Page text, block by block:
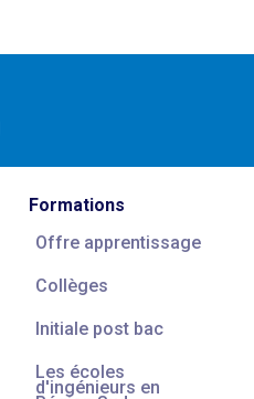
Formations
Offre apprentissage
Collèges
Initiale post bac
Les écoles
d'ingénieurs en